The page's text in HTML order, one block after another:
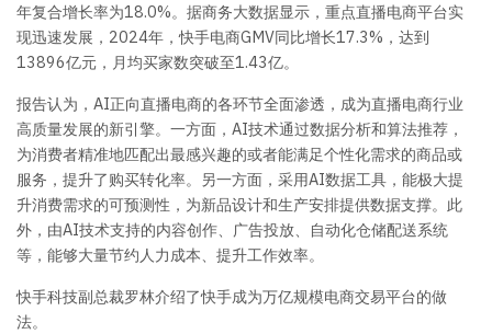
年复合增长率为18.0%。据商务大数据显示，重点直播电商平台实
现迅速发展，2024年，快手电商GMV同比增长17.3%，达到
13896亿元，月均买家数突破至1.43亿。
报告认为，AI正向直播电商的各环节全面渗透，成为直播电商行业
高质量发展的新引擎。一方面，AI技术通过数据分析和算法推荐，
为消费者精准地匹配出最感兴趣的或者能满足个性化需求的商品或
服务，提升了购买转化率。另一方面，采用AI数据工具，能极大提
升消费需求的可预测性，为新品设计和生产安排提供数据支撑。此
外，由AI技术支持的内容创作、广告投放、自动化仓储配送系统
等，能够大量节约人力成本、提升工作效率。
快手科技副总裁罗林介绍了快手成为万亿规模电商交易平台的做
法。